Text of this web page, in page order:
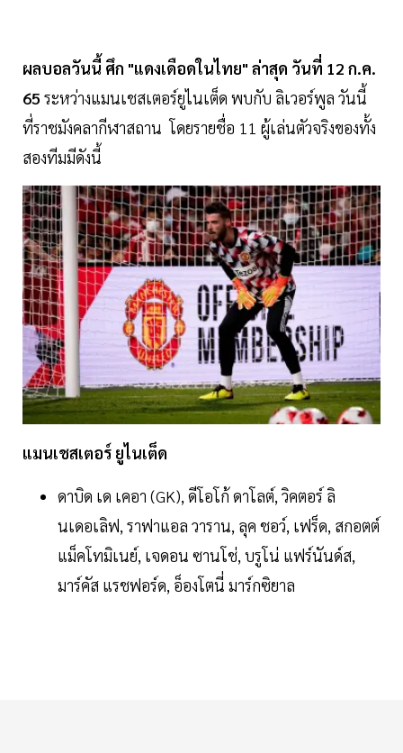
ผลบอลวันนี้ ศึก "แดงเดือดในไทย" ล่าสุด วันที่ 12 ก.ค.
65 ระหว่างแมนเชสเตอร์ยูไนเต็ด พบกับ ลิเวอร์พูล วันนี้
ที่ราชมังคลากีฬาสถาน โดยรายชื่อ 11 ผู้เล่นตัวจริงของทั้ง
สองทีมมีดังนี้
แมนเชสเตอร์ ยูไนเต็ด
ดาบิด เด เคอา (GK), ดีโอโก้ ดาโลต์, วิคตอร์ ลิ
นเดอเลิฟ, ราฟาแอล วาราน, ลุค ชอว์, เฟร็ด, สกอตต์
แม็คโทมิเนย์, เจดอน ซานโช่, บรูโน่ แฟร์นันด์ส,
มาร์คัส แรชฟอร์ด, อ็องโตนี่ มาร์กซิยาล